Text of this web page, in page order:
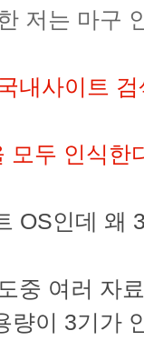
저는 마구
내사이트
모두 인식한
OS인데 왜
중 여러 자
량이 3기가